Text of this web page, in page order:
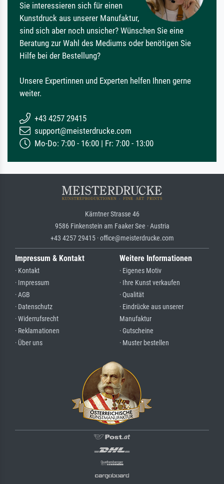
Sie interessieren sich für einen
Kunstdruck aus unserer Manufaktur,
sind sich aber noch unsicher? Wünschen Sie eine
Beratung zur Wahl des Mediums oder benötigen Sie
Hilfe bei der Bestellung?
Unsere Expertinnen und Experten helfen Ihnen gerne
weiter.
+43 4257 29415
support@meisterdrucke.com
Mo-Do: 7:00 - 16:00 | Fr: 7:00 - 13:00
Kärntner Strasse 46
9586 Finkenstein am Faaker See · Austria
+43 4257 29415 · office@meisterdrucke.com
Impressum & Kontakt
· Kontakt
· Impressum
· AGB
· Datenschutz
· Widerrufsrecht
· Reklamationen
· Über uns
Weitere Informationen
· Eigenes Motiv
· Ihre Kunst verkaufen
· Qualität
· Eindrücke aus unserer
Manufaktur
· Gutscheine
· Muster bestellen